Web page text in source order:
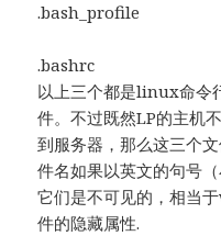
.bash_profile
.bashrc
以上三个都是linux命令
件。不过既然LP的主机
到服务器，那么这三个
件名如果以英文的句号
它们是不可见的，相当
件的隐藏属性.